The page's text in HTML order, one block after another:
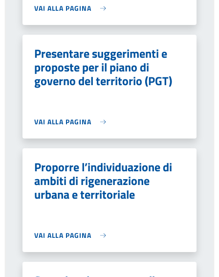
VAI ALLA PAGINA
Presentare suggerimenti e
proposte per il piano di
governo del territorio (PGT)
VAI ALLA PAGINA
Proporre l’individuazione di
ambiti di rigenerazione
urbana e territoriale
VAI ALLA PAGINA